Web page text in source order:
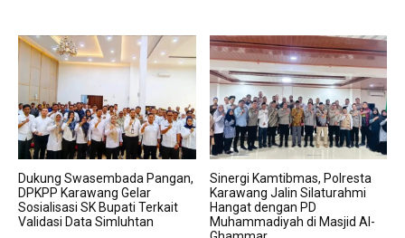
Dukung Swasembada Pangan,
DPKPP Karawang Gelar
Sosialisasi SK Bupati Terkait
Validasi Data Simluhtan
Sinergi Kamtibmas, Polresta
Karawang Jalin Silaturahmi
Hangat dengan PD
Muhammadiyah di Masjid Al-